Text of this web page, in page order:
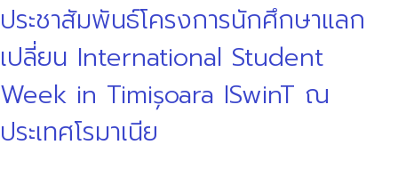
ประชาสัมพันธ์โครงการนักศึกษาแลก
เปลี่ยน International Student
Week in Timișoara ISwinT ณ
ประเทศโรมาเนีย